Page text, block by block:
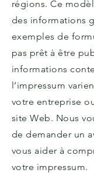
régions. Ce
des informations
exemples de
pas prêt à être
informations
l’impressum
votre entreprise
site Web. Nous
de demander un
vous aider à
votre impressum.